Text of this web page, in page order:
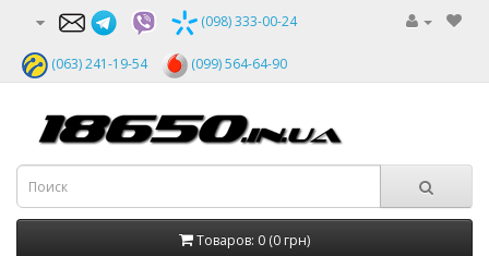
(098) 333-00-24
(063) 241-19-54 (099) 564-64-90
Товаров: 0 (0 грн)